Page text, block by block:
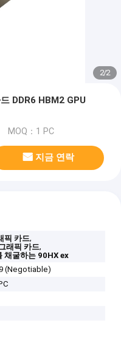
2/2
DDR6 HBM2 GPU
MOQ：1 PC
지금 연락
픽 카드,
래픽 카드,
채굴하는 90HX ex
(Negotiable)